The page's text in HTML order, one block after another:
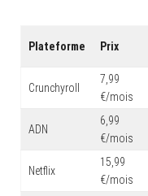
Plateforme Prix
Crunchyroll
7,99
€/mois
ADN
6,99
€/mois
Netflix
15,99
€/mois